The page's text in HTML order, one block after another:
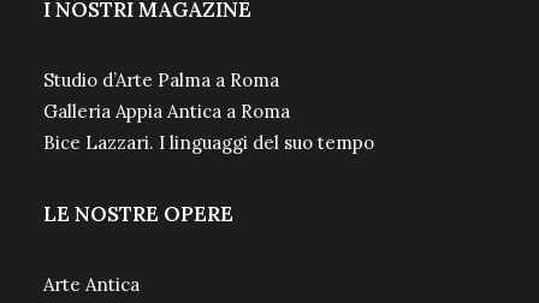
I NOSTRI MAGAZINE
Studio d’Arte Palma a Roma
Galleria Appia Antica a Roma
Bice Lazzari. I linguaggi del suo tempo
LE NOSTRE OPERE
Arte Antica